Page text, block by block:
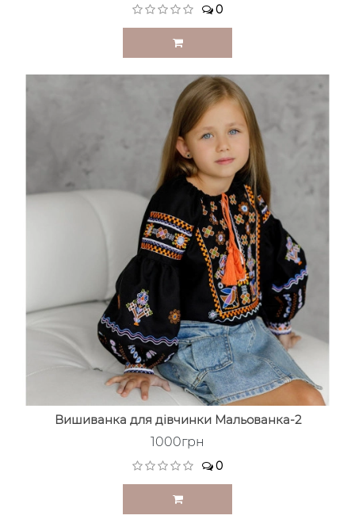
0
Вишиванка для дівчинки Мальованка-2
1000грн
0